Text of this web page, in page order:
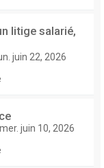
litige salarié,
juin 22, 2026
mer. juin 10, 2026